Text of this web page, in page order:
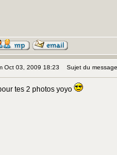
Oct 03, 2009 18:23 Sujet du
tes 2 photos yoyo